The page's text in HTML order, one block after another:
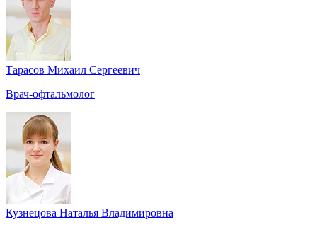
Тарасов Михаил Сергеевич
Врач-офтальмолог
Кузнецова Наталья Владимировна